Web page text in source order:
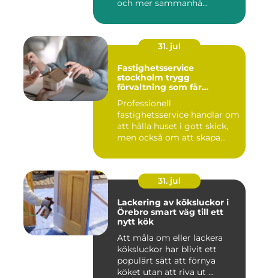
och mer sammanhå...
31. jul
Fastighetsservice
stockholm trygg
förvaltning som får
Professionell
fastighetsservice handlar om
att hålla huset i gott skick,
men också om att skapa
31. jul
Lackering av köksluckor i
Örebro smart väg till ett
nytt kök
Att måla om eller lackera
köksluckor har blivit ett
populärt sätt att förnya
köket utan att riva ut ...